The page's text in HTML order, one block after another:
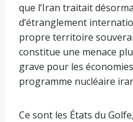
que l’Iran traitait
d’étranglement
propre territoire
constitue une menace
grave pour les
programme nucléaire
Ce sont les États du